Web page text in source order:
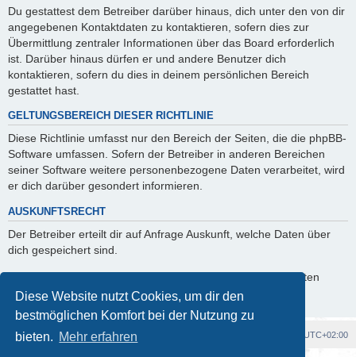
Diese Website nutzt Cookies, um dir den
bestmöglichen Komfort bei der Nutzung zu
bieten. Mehr erfahren
Du gestattest dem Betreiber darüber hinaus, dich unter den von dir
angegebenen Kontaktdaten zu kontaktieren, sofern dies zur
Übermittlung zentraler Informationen über das Board erforderlich
ist. Darüber hinaus dürfen er und andere Benutzer dich
kontaktieren, sofern du dies in deinem persönlichen Bereich
gestattet hast.
GELTUNGSBEREICH DIESER RICHTLINIE
Diese Richtlinie umfasst nur den Bereich der Seiten, die die phpBB-
Software umfassen. Sofern der Betreiber in anderen Bereichen
seiner Software weitere personenbezogene Daten verarbeitet, wird
er dich darüber gesondert informieren.
AUSKUNFTSRECHT
Der Betreiber erteilt dir auf Anfrage Auskunft, welche Daten über
dich gespeichert sind.
Du kannst jederzeit die Löschung bzw. Sperrung deiner Daten
verlangen. Kontaktiere hierzu bitte den Betreiber.
Foren-Übersicht UTC+02:00